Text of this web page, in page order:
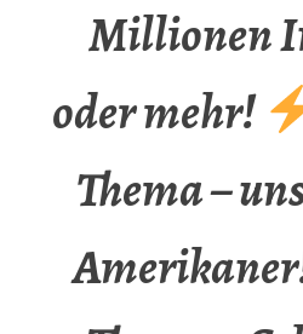
Millionen
oder mehr!
Thema –